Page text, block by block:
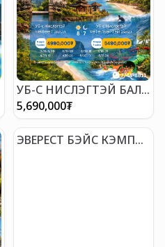
УБ-С НИСЛЭГТЭЙ БАЛИ
ХӨТӨЛБӨРТЭЙ АЯЛАЛ 8 ӨДӨР
5,690,000₮
ЭВЕРЕСТ БЭЙС КЭМП